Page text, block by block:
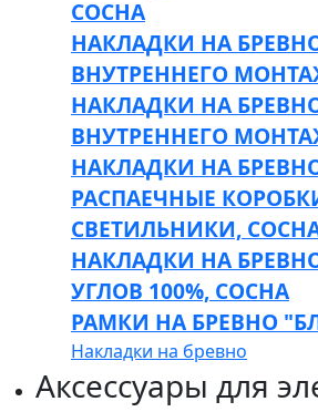
СОСНА
НАКЛАДКИ НА
ВНУТРЕННЕГО
НАКЛАДКИ НА
ВНУТРЕННЕГО
НАКЛАДКИ НА
РАСПАЕЧНЫЕ
СВЕТИЛЬНИКИ,
НАКЛАДКИ НА
УГЛОВ 100%, СОСНА
РАМКИ НА БРЕВНО
Накладки на бревно
Аксессуары для